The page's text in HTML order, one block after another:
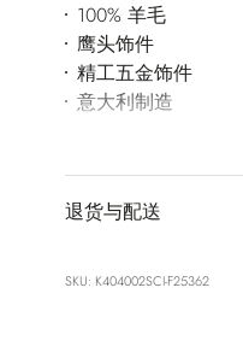
100% 羊毛
鹰头饰件
精工五金饰件
意大利制造
退货与配送
SKU: K404002SCI-F25362